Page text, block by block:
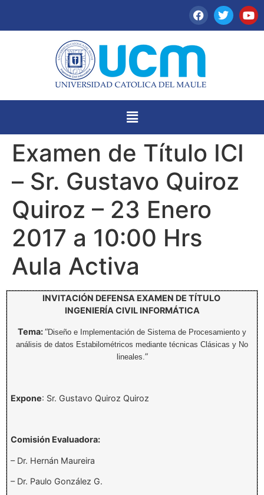
Examen de Título ICI
– Sr. Gustavo Quiroz
Quiroz – 23 Enero
2017 a 10:00 Hrs
Aula Activa
INVITACIÓN DEFENSA EXAMEN DE TÍTULO
INGENIERÍA CIVIL INFORMÁTICA
Tema:“Diseño e Implementación de Sistema de Procesamiento y
análisis de datos Estabilométricos mediante técnicas Clásicas y No
lineales. ”
Expone: Sr. Gustavo Quiroz Quiroz
Comisión Evaluadora:
– Dr. Hernán Maureira
– Dr. Paulo González G.